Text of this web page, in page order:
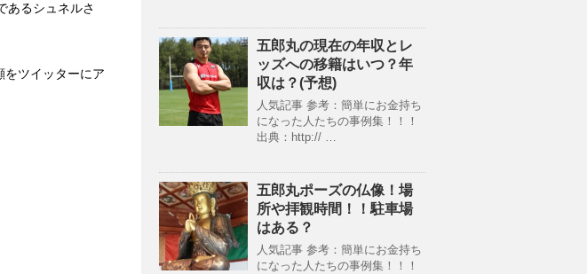
あるシュネルさ
をツイッターにア
五郎丸の現在の年収とレ
ッズへの移籍はいつ？年
収は？(予想)
人気記事 参考：簡単にお金持ち
になった人たちの事例集！！！
出典：http:// …
五郎丸ポーズの仏像！場
所や拝観時間！！駐車場
はある？
人気記事 参考：簡単にお金持ち
になった人たちの事例集！！！